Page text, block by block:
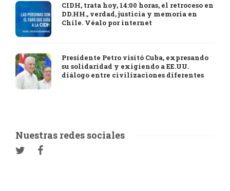
CIDH, trata hoy, 14:00 horas, el retroceso en
DD.HH., verdad, justicia y memoria en
Chile. Véalo por internet
Presidente Petro visitó Cuba, expresando
su solidaridad y exigiendo a EE.UU.
diálogo entre civilizaciones diferentes
Nuestras redes sociales